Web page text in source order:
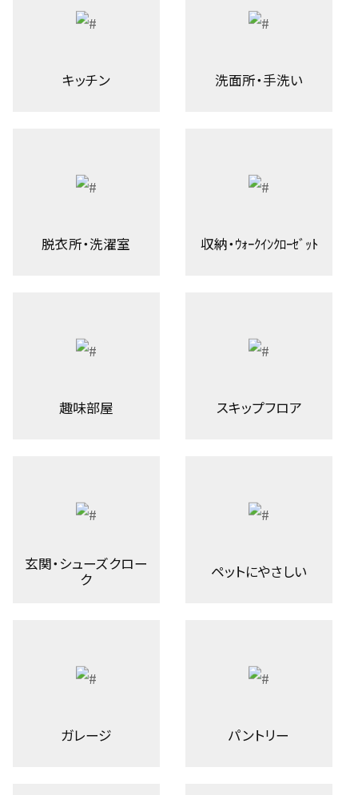
キッチン 洗面所・手洗い
脱衣所・洗濯室 収納・ｳｫｰｸｲﾝｸﾛｰｾﾞｯﾄ
趣味部屋 スキップフロア
玄関・シューズクロー
ク
ペットにやさしい
ガレージ パントリー